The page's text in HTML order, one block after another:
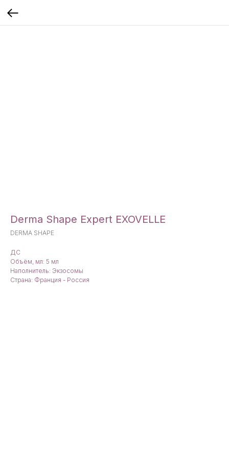
Derma Shape Expert EXOVELLE
DERMA SHAPE
ДС
Объём, мл: 5 мл
Наполнитель: Экзосомы
Страна: Франция - Россия